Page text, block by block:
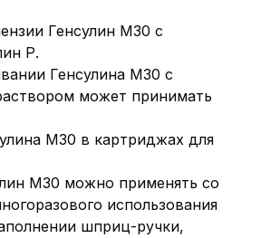
Генсулин М30 с
Р.
Генсулина М30 с
может принимать
М30 в картриджах для
М30 можно применять со
использования
шприц-ручки,